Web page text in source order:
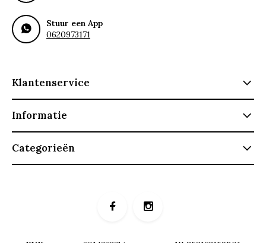
Stuur een App
0620973171
Klantenservice
Informatie
Categorieën